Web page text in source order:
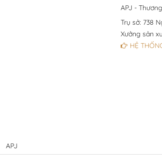
APJ -
Trụ sở: 738
Xưởng sản
HỆ
APJ